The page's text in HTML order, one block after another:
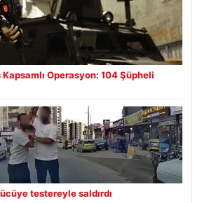
Kapsamlı Operasyon: 104 Şüpheli
testereyle saldırdı